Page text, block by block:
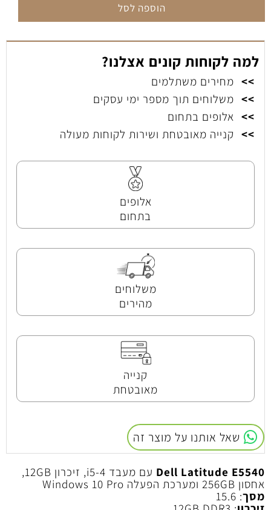
הוספה לסל
למה לקוחות קונים אצלנו?
>> מחירים משתלמים
>> משלוחים תוך מספר ימי עסקים
>> אלופים בתחום
>> קנייה מאובטחת ושירות לקוחות מעולה
אלופים
בתחום
משלוחים
מהירים
קנייה
מאובטחת
שאל אותנו על מוצר זה
Dell Latitude E5540
עם מעבד i5-4, זיכרון 12GB,
אחסון 256GB ומערכת הפעלה Windows 10 Pro
מסך: 15.6